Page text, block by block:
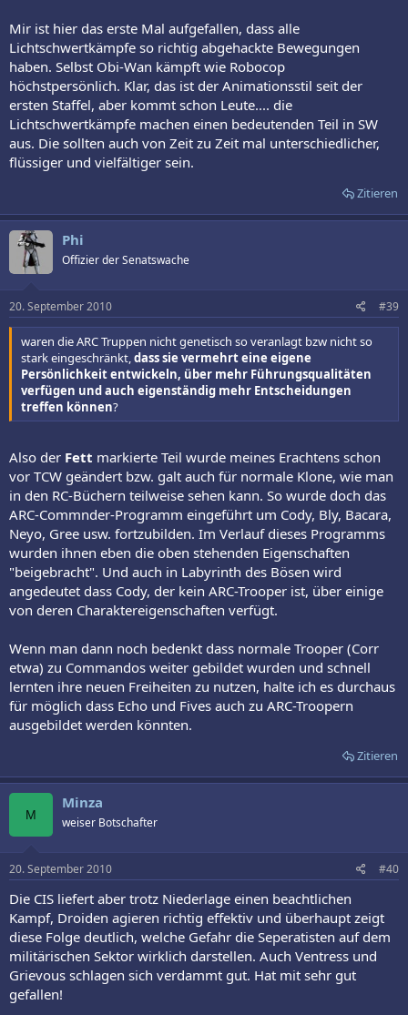
Mir ist hier das erste Mal aufgefallen, dass alle
Lichtschwertkämpfe so richtig abgehackte Bewegungen
haben. Selbst Obi-Wan kämpft wie Robocop
höchstpersönlich. Klar, das ist der Animationsstil seit der
ersten Staffel, aber kommt schon Leute.... die
Lichtschwertkämpfe machen einen bedeutenden Teil in SW
aus. Die sollten auch von Zeit zu Zeit mal unterschiedlicher,
flüssiger und vielfältiger sein.
Zitieren
Phi
Offizier der Senatswache
20. September 2010 #39
waren die ARC Truppen nicht genetisch so veranlagt bzw nicht so
stark eingeschränkt,dass sie vermehrt eine eigene
Persönlichkeit entwickeln, über mehr Führungsqualitäten
verfügen und auch eigenständig mehr Entscheidungen
treffen können?
Also der Fett markierte Teil wurde meines Erachtens schon
vor TCW geändert bzw. galt auch für normale Klone, wie man
in den RC-Büchern teilweise sehen kann. So wurde doch das
ARC-Commnder-Programm eingeführt um Cody, Bly, Bacara,
Neyo, Gree usw. fortzubilden. Im Verlauf dieses Programms
wurden ihnen eben die oben stehenden Eigenschaften
"beigebracht". Und auch in Labyrinth des Bösen wird
angedeutet dass Cody, der kein ARC-Trooper ist, über einige
von deren Charaktereigenschaften verfügt.
Wenn man dann noch bedenkt dass normale Trooper (Corr
etwa) zu Commandos weiter gebildet wurden und schnell
lernten ihre neuen Freiheiten zu nutzen, halte ich es durchaus
für möglich dass Echo und Fives auch zu ARC-Troopern
ausgebildet werden könnten.
Zitieren
M
Minza
weiser Botschafter
20. September 2010 #40
Die CIS liefert aber trotz Niederlage einen beachtlichen
Kampf, Droiden agieren richtig effektiv und überhaupt zeigt
diese Folge deutlich, welche Gefahr die Seperatisten auf dem
militärischen Sektor wirklich darstellen. Auch Ventress und
Grievous schlagen sich verdammt gut. Hat mit sehr gut
gefallen!